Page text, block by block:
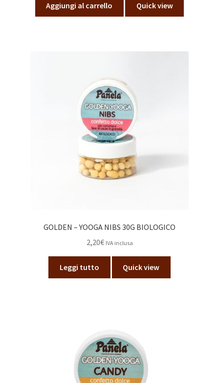
Aggiungi al carrello Quick view
GOLDEN – YOOGA NIBS 30G BIOLOGICO
2,20€ IVA inclusa
Leggi tutto Quick view